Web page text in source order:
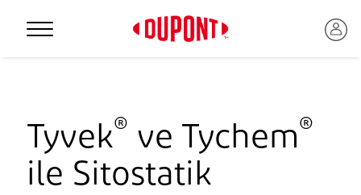
Tyvek® ve Tychem®
ile Sitostatik